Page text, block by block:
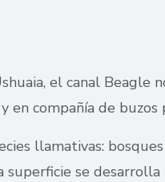
el canal Beagle
en compañía de buzos
llamativas:
superficie se